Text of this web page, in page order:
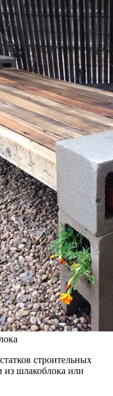
строительных
из шлакоблока или